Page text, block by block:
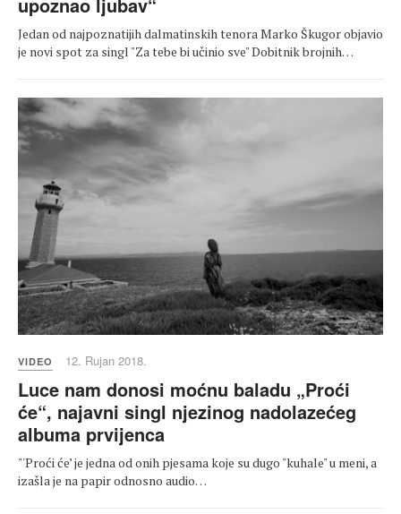
Jedan od najpoznatijih dalmatinskih tenora Marko Škugor objavio
je novi spot za singl "Za tebe bi učinio sve" Dobitnik brojnih…
VIDEO 12. Rujan 2018.
Luce nam donosi moćnu baladu „Proći
će“, najavni singl njezinog nadolazećeg
albuma prvijenca
"'Proći će’ je jedna od onih pjesama koje su dugo "kuhale" u meni, a
izašla je na papir odnosno audio…